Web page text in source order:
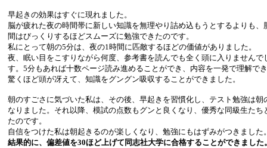
早起きの効果はすぐに現れました。
脳が疲れた夜の時間帯に新しい知識を無理やり詰め込もうとするよりも、
間はびっくりするほどスムーズに勉強できたのです。
私にとって朝の5分は、夜の1時間に匹敵するほどの価値がありました。
夜、眠い目をこすりながら何度、参考書を読んでも全く頭に入りませんで
す。5分もあれば十数ページ読み進めることができ、内容を一発で理解で
驚くほど頭が冴えて、知識をグングン吸収することができました。
朝のすごさに気づいた私は、その後、早起きを習慣化し、テスト勉強は朝
なりました。それ以降、模試の点数もグンと良くなり、優秀な同級生たち
たのです。
自信をつけた私は朝起きるのが楽しくなり、勉強にもはずみがつきました
結果的に、偏差値を30ほど上げて同志社大学に合格することができまし